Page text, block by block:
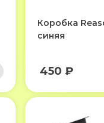
Коробка
синяя
450 ₽